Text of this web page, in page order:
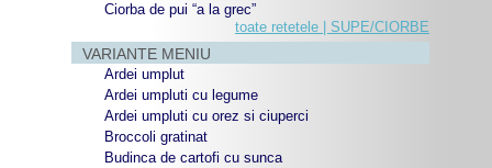
Ciorba de pui “a la grec”
toate retetele | SUPE/CIORBE
VARIANTE MENIU
Ardei umplut
Ardei umpluti cu legume
Ardei umpluti cu orez si ciuperci
Broccoli gratinat
Budinca de cartofi cu sunca